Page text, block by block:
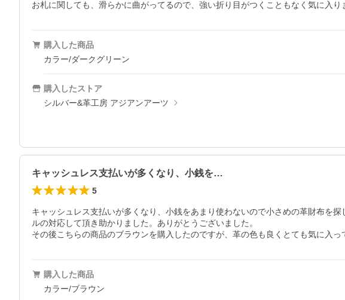
お札に関しても、滑らかに曲がってるので、強い折り目がつくこともなく気に入り
購入した商品
カラー/ダークグリーン
購入したストア
シルバー&革工房 アジアンアーツ
キャッシュレス支払いが多くなり、小銭を…
5
キャッシュレス支払いが多くなり、小銭をあまり使わないので小さめの革財布を
ルの対応して頂き助かりました。ありがとうございました。
その後こちらの商品のブラウンを購入したのですが、革の色も良くとても気に入
購入した商品
カラー/ブラウン